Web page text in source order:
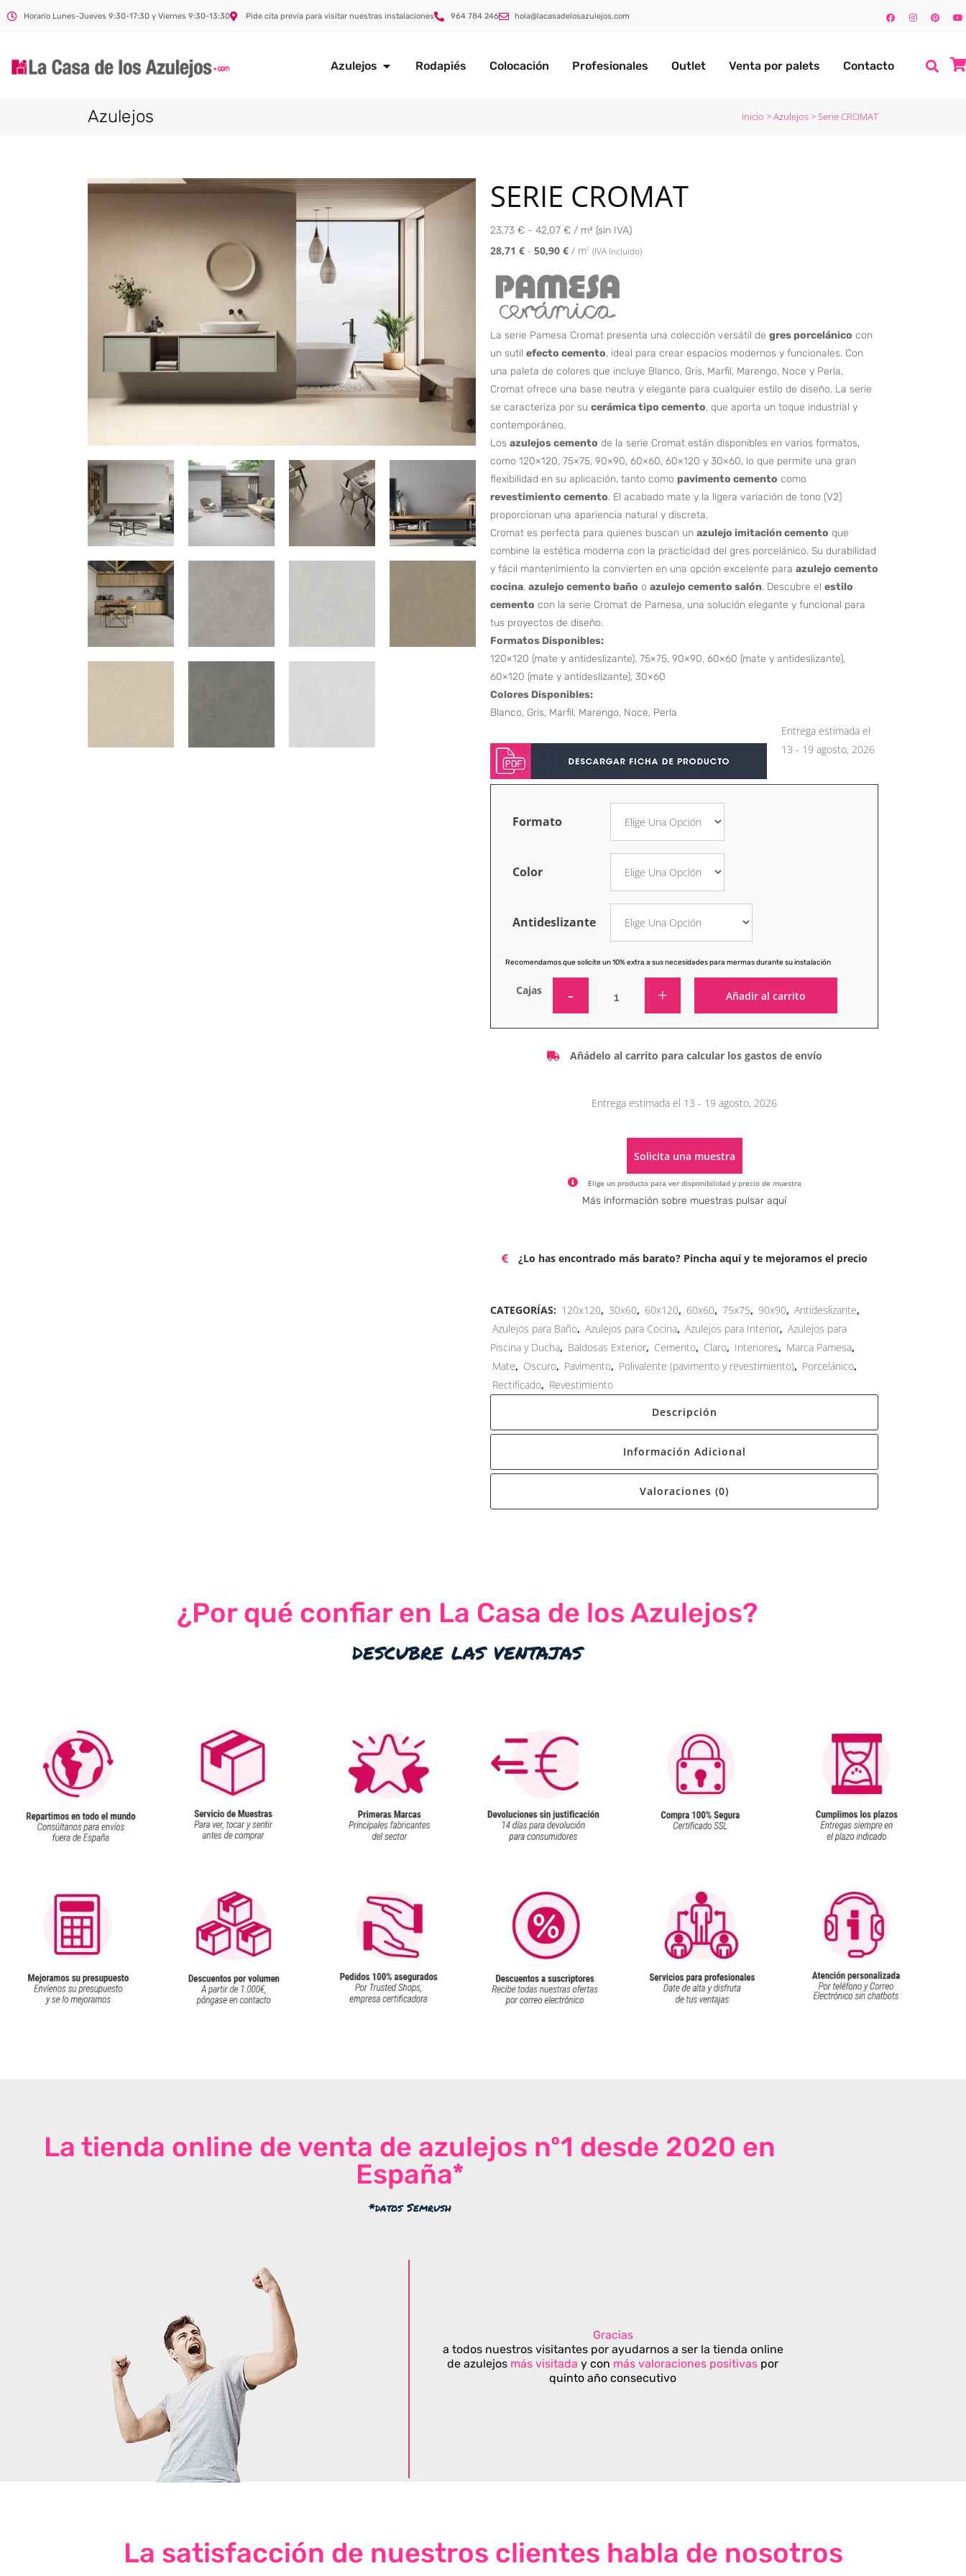
Horario Lunes-Jueves 9:30-17:30 y Viernes 9:30-13:30 Pide cita previa para visitar nuestras instalaciones 964 784 246 hola@lacasadelosazulejos.com
Azulejos Rodapiés Colocación Profesionales Outlet Venta por palets Contacto
Azulejos Inicio >Azulejos>Serie CROMAT
SERIE CROMAT
23,73 € - 42,07 € / m² (sin IVA)
28,71 € - 50,90 € / m2 (IVA Incluido)
La serie Pamesa Cromat presenta una colección versátil de gres porcelánico con
un sutil efecto cemento, ideal para crear espacios modernos y funcionales. Con
una paleta de colores que incluye Blanco, Gris, Marfil, Marengo, Noce y Perla,
Cromat ofrece una base neutra y elegante para cualquier estilo de diseño. La serie
se caracteriza por su cerámica tipo cemento, que aporta un toque industrial y
contemporáneo.
Los azulejos cemento de la serie Cromat están disponibles en varios formatos,
como 120×120, 75×75, 90×90, 60×60, 60×120 y 30×60, lo que permite una gran
flexibilidad en su aplicación, tanto como pavimento cemento como
revestimiento cemento. El acabado mate y la ligera variación de tono (V2)
proporcionan una apariencia natural y discreta.
Cromat es perfecta para quienes buscan un azulejo imitación cemento que
combine la estética moderna con la practicidad del gres porcelánico. Su durabilidad
y fácil mantenimiento la convierten en una opción excelente para azulejo cemento
cocina, azulejo cemento baño o azulejo cemento salón. Descubre el estilo
cemento con la serie Cromat de Pamesa, una solución elegante y funcional para
tus proyectos de diseño.
Formatos Disponibles:
120×120 (mate y antideslizante), 75×75, 90×90, 60×60 (mate y antideslizante),
60×120 (mate y antideslizante), 30×60
Colores Disponibles:
Blanco, Gris, Marfil, Marengo, Noce, Perla
Entrega estimada el
13 - 19 agosto, 2026
Formato
Color
Antideslizante
Recomendamos que solicite un 10% extra a sus necesidades para mermas durante su instalación
Cajas
Añadir al carrito
Añádelo al carrito para calcular los gastos de envío
Entrega estimada el 13 - 19 agosto, 2026
Solicita una muestra
Elige un producto para ver disponibilidad y precio de muestra
Alternative:
Más información sobre muestras pulsar aquí
¿Lo has encontrado más barato? Pincha aquí y te mejoramos el precio
CATEGORÍAS: 120x120, 30x60, 60x120, 60x60, 75x75, 90x90, Antideslizante,
Azulejos para Baño, Azulejos para Cocina, Azulejos para Interior, Azulejos para
Piscina y Ducha, Baldosas Exterior, Cemento, Claro, Interiores, Marca Pamesa,
Mate, Oscuro, Pavimento, Polivalente (pavimento y revestimiento), Porcelánico,
Rectificado, Revestimiento
Descripción
Información Adicional
Valoraciones (0)
¿Por qué confiar en La Casa de los Azulejos?
descubre las ventajas
La tienda online de venta de azulejos nº1 desde 2020 en
España*
*datos Semrush
Gracias
a todos nuestros visitantes por ayudarnos a ser la tienda online
de azulejos más visitada y con más valoraciones positivas por
quinto año consecutivo
La satisfacción de nuestros clientes habla de nosotros